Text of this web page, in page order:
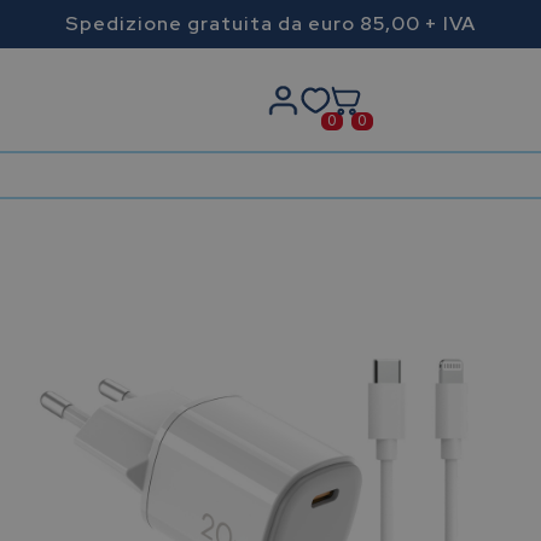
Spedizione gratuita da euro 85,00 + IVA
0 0